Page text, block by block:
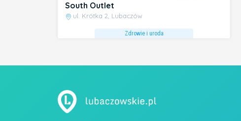
South Outlet
ul. Krótka 2, Lubaczów
Zdrowie i uroda